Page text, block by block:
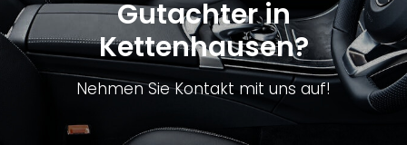
Gutachter in
Kettenhausen?
Nehmen Sie Kontakt mit uns auf!